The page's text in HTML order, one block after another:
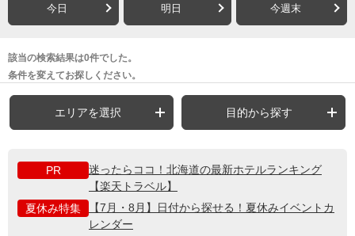
今日 明日 今週末
該当の検索結果は0件でした。
条件を変えてお探しください。
エリアを選択 目的から探す
PR
迷ったらココ！北海道の最新ホテルランキング
【楽天トラベル】
夏休み特集
【7月・8月】日付から探せる！夏休みイベントカ
レンダー